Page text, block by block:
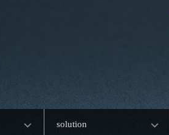
solution